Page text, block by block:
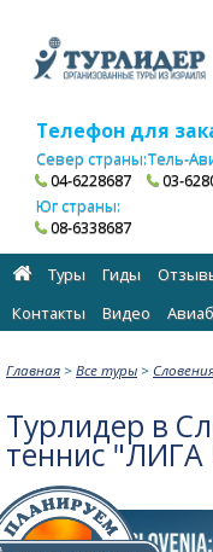
Телефон для
Север страны:
04-6228687
Тель-
03-
Юг страны:
08-6338687
Туры Гиды
Контакты
Видео
Главная > Все туры >
Турлидер в
теннис